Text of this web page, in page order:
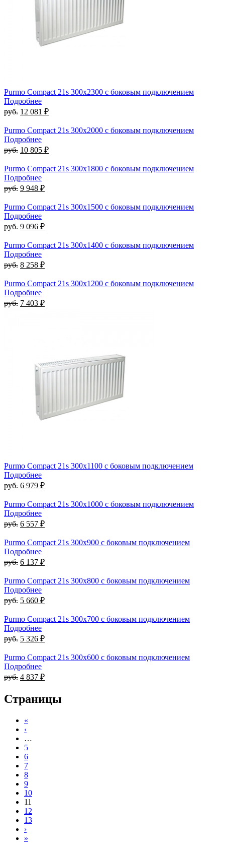
Purmo Compact 21s 300х2300 с боковым подключением
Подробнее
руб. 12 081 ₽
Purmo Compact 21s 300х2000 с боковым подключением
Подробнее
руб. 10 805 ₽
Purmo Compact 21s 300х1800 с боковым подключением
Подробнее
руб. 9 948 ₽
Purmo Compact 21s 300х1500 с боковым подключением
Подробнее
руб. 9 096 ₽
Purmo Compact 21s 300х1400 с боковым подключением
Подробнее
руб. 8 258 ₽
Purmo Compact 21s 300х1200 с боковым подключением
Подробнее
руб. 7 403 ₽
Purmo Compact 21s 300х1100 с боковым подключением
Подробнее
руб. 6 979 ₽
Purmo Compact 21s 300х1000 с боковым подключением
Подробнее
руб. 6 557 ₽
Purmo Compact 21s 300х900 с боковым подключением
Подробнее
руб. 6 137 ₽
Purmo Compact 21s 300х800 с боковым подключением
Подробнее
руб. 5 660 ₽
Purmo Compact 21s 300х700 с боковым подключением
Подробнее
руб. 5 326 ₽
Purmo Compact 21s 300х600 с боковым подключением
Подробнее
руб. 4 837 ₽
Страницы
«
‹
…
5
6
7
8
9
10
11
12
13
›
»